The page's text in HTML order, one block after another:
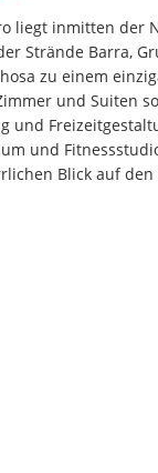
liegt inmitten der
Strände Barra,
zu einem
und Suiten
und
und
Blick auf den